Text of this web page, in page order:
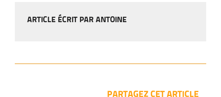
ARTICLE ÉCRIT PAR ANTOINE
PARTAGEZ CET ARTICLE